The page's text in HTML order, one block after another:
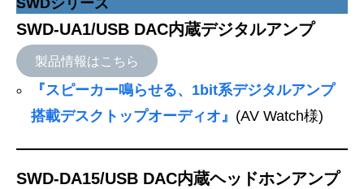
SWDシリーズ
SWD-UA1/USB DAC内蔵デジタルアンプ
製品情報はこちら
『スピーカー鳴らせる、1bit系デジタルアンプ
搭載デスクトップオーディオ』 (AV Watch様)
SWD-DA15/USB DAC内蔵ヘッドホンアンプ